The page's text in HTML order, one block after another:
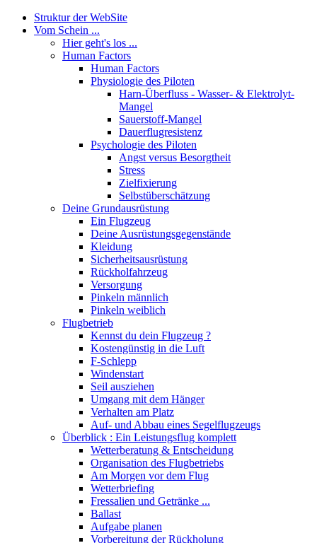
Struktur der WebSite
Vom Schein ...
Hier geht's los ...
Human Factors
Human Factors
Physiologie des Piloten
Harn-Überfluss - Wasser- & Elektrolyt-
Mangel
Sauerstoff-Mangel
Dauerflugresistenz
Psychologie des Piloten
Angst versus Besorgtheit
Stress
Zielfixierung
Selbstüberschätzung
Deine Grundausrüstung
Ein Flugzeug
Deine Ausrüstungsgegenstände
Kleidung
Sicherheitsausrüstung
Rückholfahrzeug
Versorgung
Pinkeln männlich
Pinkeln weiblich
Flugbetrieb
Kennst du dein Flugzeug ?
Kostengünstig in die Luft
F-Schlepp
Windenstart
Seil ausziehen
Umgang mit dem Hänger
Verhalten am Platz
Auf- und Abbau eines Segelflugzeugs
Überblick : Ein Leistungsflug komplett
Wetterberatung & Entscheidung
Organisation des Flugbetriebs
Am Morgen vor dem Flug
Wetterbriefing
Fressalien und Getränke ...
Ballast
Aufgabe planen
Vorbereitung der Rückholung